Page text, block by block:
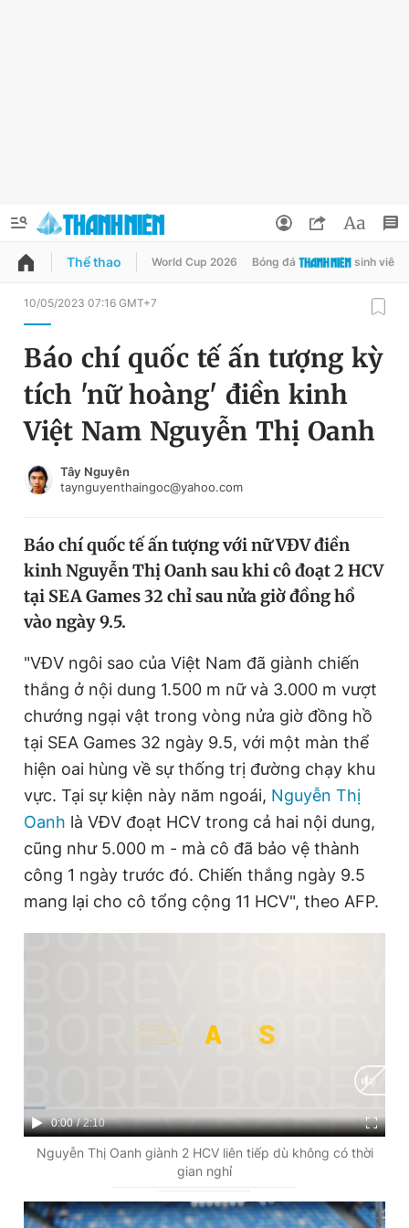
QUẢNG CÁO ĐẶT BÁO
Chuyên mục
Chuyên mục khác
Chào ngày mới
Video Magazine
Tiện ích Bạn cần biết
Thông tin tòa soạn Liên hệ quảng cáo
Đọc Thanh Niên trên điện thoại
Liên hệ quảng cáo
Đặt báo Quảng cáo RSS Tòa soạn Chính sách bảo
Tổng biên tập: Nguyễn Ngọc Toàn
Phó tổng biên tập thường trực: Hải Thành
Phó tổng biên tập: Lâm Hiếu Dũng
Tổng thư ký tòa soạn: Đức Trung
Đổi mật khẩu
Tin đã lưu
Tin đã xem
Đăng xuất
Thể thao World Cup 2026 Bóng đá sinh viên
10/05/2023 07:16 GMT+7
Báo chí quốc tế ấn tượng kỳ
tích 'nữ hoàng' điền kinh
Việt Nam Nguyễn Thị Oanh
Tây Nguyên
taynguyenthaingoc@yahoo.com
Báo chí quốc tế ấn tượng với nữ VĐV điền
kinh Nguyễn Thị Oanh sau khi cô đoạt 2 HCV
tại SEA Games 32 chỉ sau nửa giờ đồng hồ
vào ngày 9.5.
"VĐV ngôi sao của Việt Nam đã giành chiến
thắng ở nội dung 1.500 m nữ và 3.000 m vượt
chướng ngại vật trong vòng nửa giờ đồng hồ
tại SEA Games 32 ngày 9.5, với một màn thể
hiện oai hùng về sự thống trị đường chạy khu
vực. Tại sự kiện này năm ngoái, Nguyễn Thị
Oanh là VĐV đoạt HCV trong cả hai nội dung,
cũng như 5.000 m - mà cô đã bảo vệ thành
công 1 ngày trước đó. Chiến thắng ngày 9.5
mang lại cho cô tổng cộng 11 HCV", theo AFP.
C
u
r
0:00 / D
u
a
2:10
Nguyễn Thị Oanh giành 2 HCV liên tiếp dù không có thời
gian nghỉ